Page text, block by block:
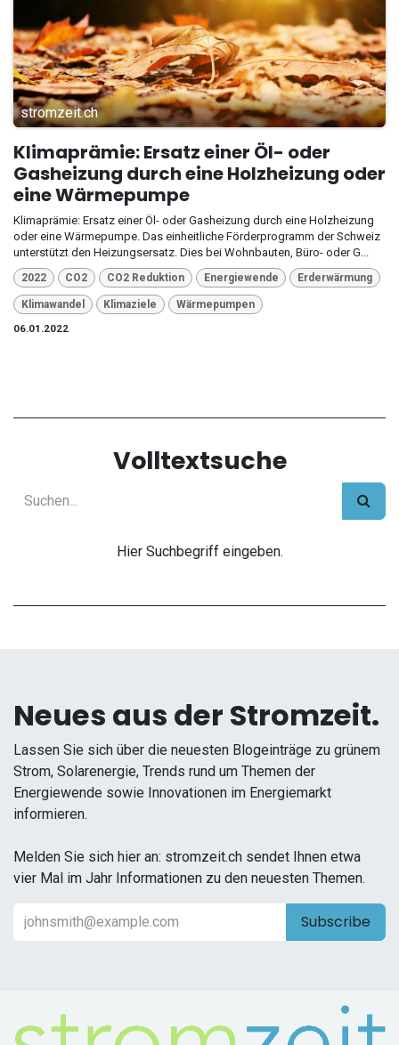
stromzeit.ch
Klimaprämie: Ersatz einer Öl- oder
Gasheizung durch eine Holzheizung oder
eine Wärmepumpe
Klimaprämie: Ersatz einer Öl- oder Gasheizung durch eine Holzheizung
oder eine Wärmepumpe. Das einheitliche Förderprogramm der Schweiz
unterstützt den Heizungsersatz. Dies bei Wohnbauten, Büro- oder G...
2022 CO2 CO2 Reduktion Energiewende Erderwärmung
Klimawandel Klimaziele
Wärmepumpen
06.01.2022
Volltextsuche
Hier Suchbegriff eingeben.
Neues aus der Stromzeit.
Lassen Sie sich über die neuesten Blogeinträge zu grünem
Strom, Solarenergie, Trends rund um Themen der
Energiewende sowie Innovationen im Energiemarkt
informieren.
Melden Sie sich hier an: stromzeit.ch sendet Ihnen etwa
vier Mal im Jahr Informationen zu den neuesten Themen.
Subscribe